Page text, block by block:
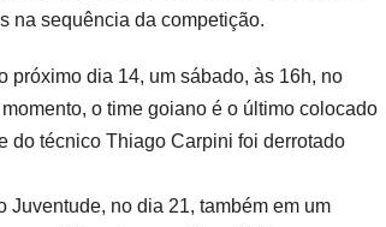
na sequência da competição.
próximo dia 14, um sábado, às 16h, no
o time goiano é o último colocado
do técnico Thiago Carpini foi derrotado
Juventude, no dia 21, também em um